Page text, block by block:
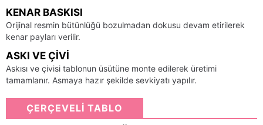
KENAR BASKISI
Orijinal resmin bütünlüğü bozulmadan dokusu devam etirilerek
kenar payları verilir.
ASKI VE ÇIVI
Askısı ve çivisi tablonun üsütüne monte edilerek üretimi
tamamlanır. Asmaya hazır şekilde sevkiyatı yapılır.
ÇERÇEVELİ TABLO